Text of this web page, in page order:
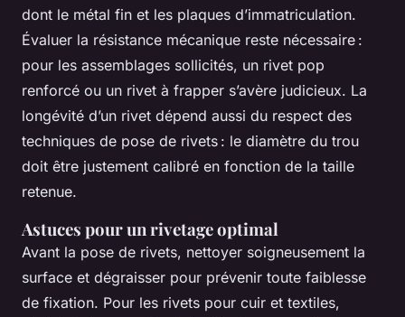
dont le métal fin et les plaques d’immatriculation.
Évaluer la résistance mécanique reste nécessaire :
pour les assemblages sollicités, un rivet pop
renforcé ou un rivet à frapper s’avère judicieux. La
longévité d’un rivet dépend aussi du respect des
techniques de pose de rivets : le diamètre du trou
doit être justement calibré en fonction de la taille
retenue.
Astuces pour un rivetage optimal
Avant la pose de rivets, nettoyer soigneusement la
surface et dégraisser pour prévenir toute faiblesse
de fixation. Pour les rivets pour cuir et textiles,